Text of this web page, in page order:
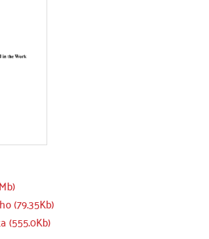
(79.35Kb)
(555.0Kb)